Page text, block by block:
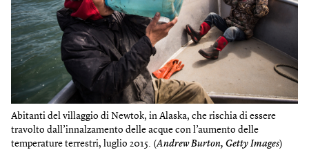
Abitanti del villaggio di Newtok, in Alaska, che rischia di essere
travolto dall’innalzamento delle acque con l’aumento delle
temperature terrestri, luglio 2015. (Andrew Burton, Getty Images)